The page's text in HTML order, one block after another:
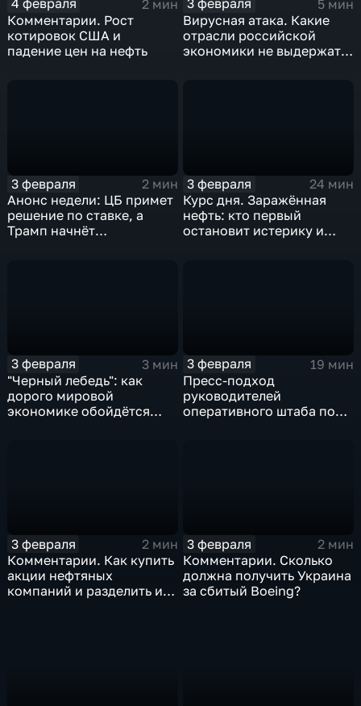
4 февраля
2 мин
Комментарии. Рост
котировок США и
падение цен на нефть
3 февраля
5 мин
Вирусная атака. Какие
отрасли российской
экономики не выдержат
3 февраля
2 мин
Анонс недели: ЦБ примет
решение по ставке, а
Трамп начнёт
3 февраля
24 мин
Курс дня. Заражённая
нефть: кто первый
остановит истерику и
3 февраля
3 мин
"Черный лебедь": как
дорого мировой
экономике обойдётся
3 февраля
19 мин
Пресс-подход
руководителей
оперативного штаба по
3 февраля
2 мин
Комментарии. Как купить
акции нефтяных
компаний и разделить их
3 февраля
2 мин
Комментарии. Сколько
должна получить Украина
за сбитый Boeing?